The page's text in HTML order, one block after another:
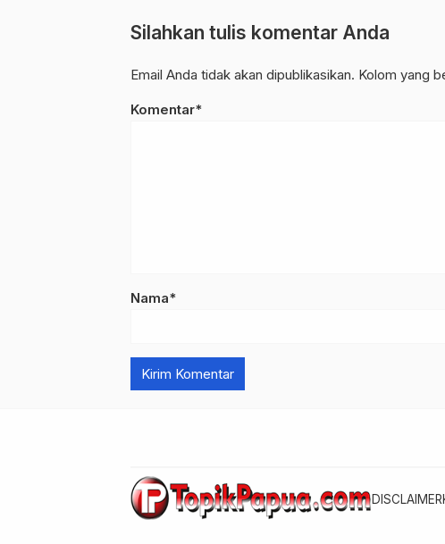
Silahkan tulis komentar Anda
Email Anda tidak akan dipublikasikan. Kolom yang
Komentar*
Nama*
DISCLAIMER